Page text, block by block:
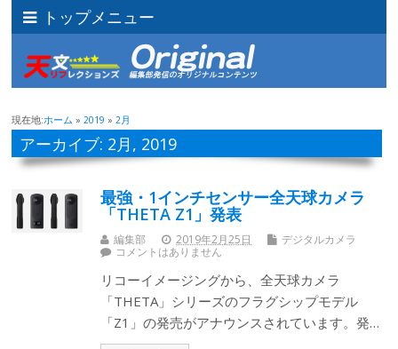
トップメニュー
現在地:ホーム »2019 »2月
アーカイブ: 2月, 2019
最強・1インチセンサー全天球カメラ
「THETA Z1」発表
編集部 2019年2月25日
デジタルカメラ
コメントはありません
リコーイメージングから、全天球カメラ
「THETA」シリーズのフラグシップモデル
「Z1」の発売がアナウンスされています。発…